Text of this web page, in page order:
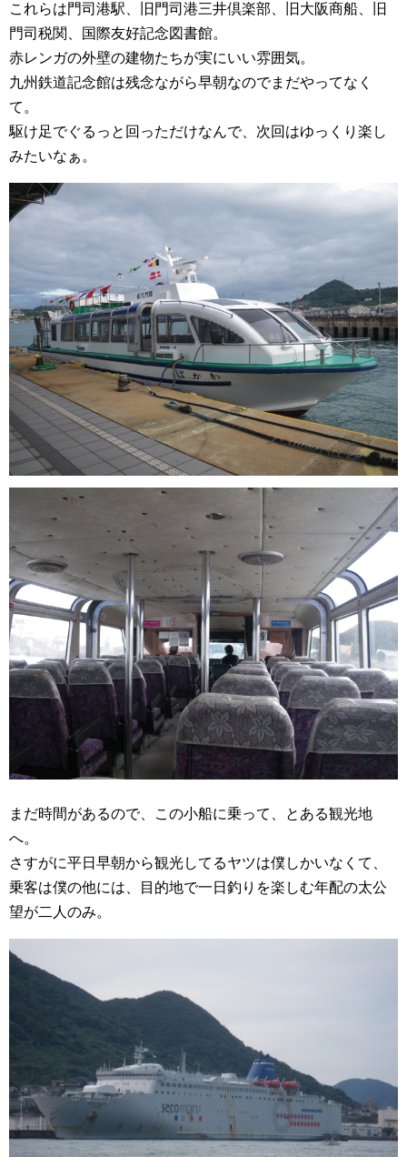
これらは門司港駅、旧門司港三井倶楽部、旧大阪商船、旧
門司税関、国際友好記念図書館。
赤レンガの外壁の建物たちが実にいい雰囲気。
九州鉄道記念館は残念ながら早朝なのでまだやってなく
て。
駆け足でぐるっと回っただけなんで、次回はゆっくり楽し
みたいなぁ。
まだ時間があるので、この小船に乗って、とある観光地
へ。
さすがに平日早朝から観光してるヤツは僕しかいなくて、
乗客は僕の他には、目的地で一日釣りを楽しむ年配の太公
望が二人のみ。